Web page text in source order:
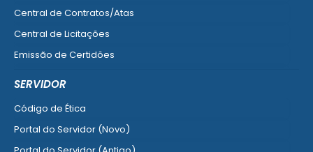
Central de Contratos/Atas
Central de Licitações
Emissão de Certidões
SERVIDOR
Código de Ética
Portal do Servidor (Novo)